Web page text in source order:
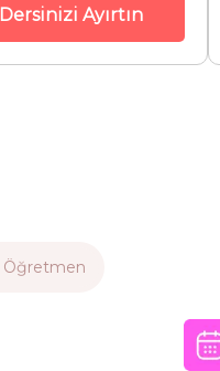
Dersinizi Ayırtın
Öğretmen